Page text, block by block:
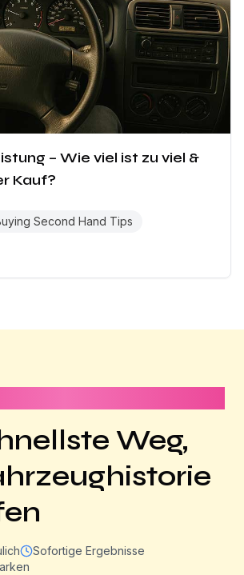
– Wie viel ist zu viel &
Kauf?
Second Hand Tips
Weg,
Sofortige Ergebnisse